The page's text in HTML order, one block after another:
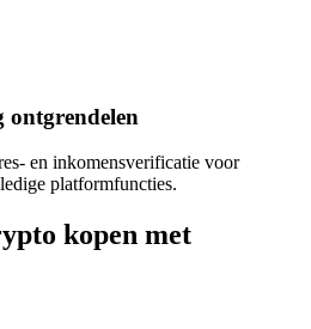
ontgrendelen
en inkomensverificatie voor
platformfuncties.
kopen met